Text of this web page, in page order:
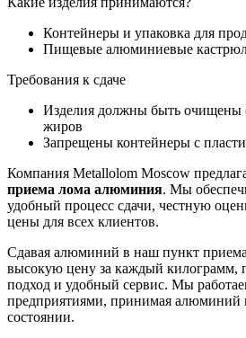
Контейнеры и упаковка для
Пищевые алюминиевые
Требования к сдаче
Изделия должны быть очищены
жиров
Запрещены контейнеры с
Компания Metallolom Moscow
приема лома алюминия. Мы
удобный процесс сдачи, честную
цены для всех клиентов.
Сдавая алюминий в наш пункт
высокую цену за каждый килограмм,
подход и удобный сервис. Мы
предприятиями, принимая алюминий
состоянии.